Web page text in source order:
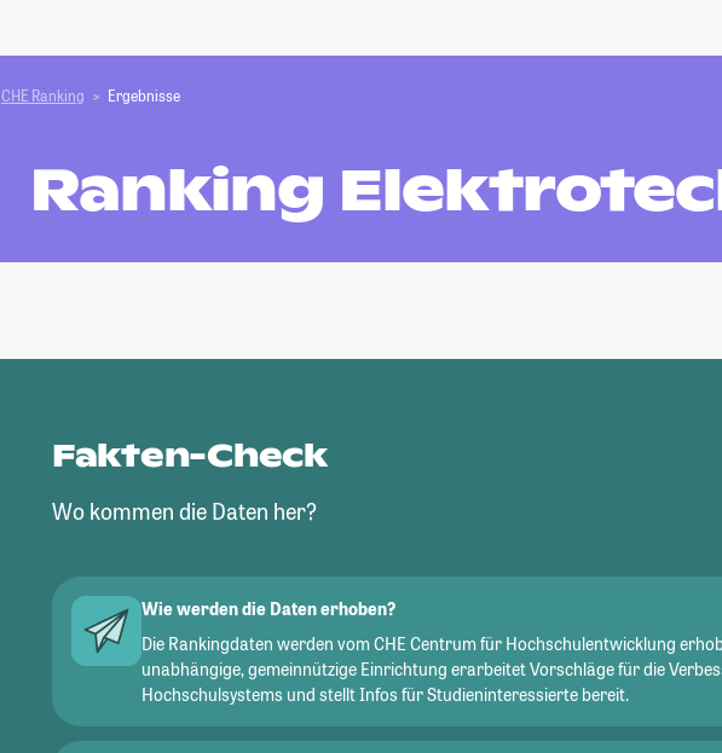
CHE Ranking Ergebnisse
Ranking
Fakten-Check
Wo kommen die Daten her?
Wie werden die Daten erhoben?
Die Rankingdaten werden vom CHE Centrum für Hochschulentwicklung
unabhängige, gemeinnützige Einrichtung erarbeitet Vorschläge für die
Hochschulsystems und stellt Infos für Studieninteressierte bereit.